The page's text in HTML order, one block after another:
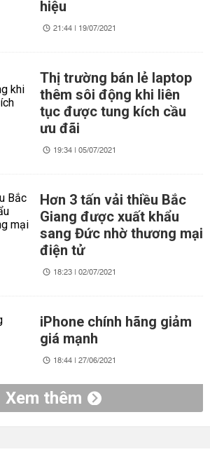
hiệu
21:44 | 19/07/2021
Thị trường bán lẻ laptop
thêm sôi động khi liên
tục được tung kích cầu
ưu đãi
19:34 | 05/07/2021
Hơn 3 tấn vải thiều Bắc
Giang được xuất khẩu
sang Đức nhờ thương mại
điện tử
18:23 | 02/07/2021
iPhone chính hãng giảm
giá mạnh
18:44 | 27/06/2021
Xem thêm